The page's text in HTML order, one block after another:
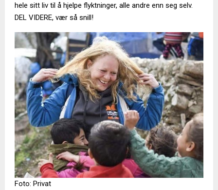
hele sitt liv til å hjelpe flyktninger, alle andre enn seg selv.
DEL VIDERE, vær så snill!
Foto: Privat